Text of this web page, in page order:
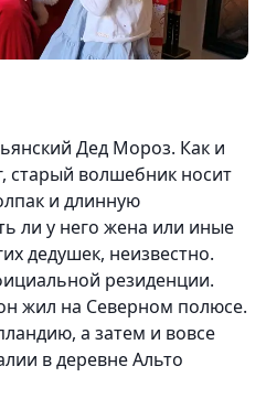
Дед Мороз. Как и
старый волшебник носит
и длинную
ли у него жена или иные
дедушек, неизвестно.
резиденции.
жил на Северном полюсе.
а затем и вовсе
в деревне Альто